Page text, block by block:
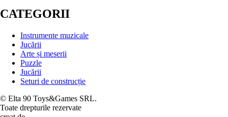
CATEGORII
Instrumente muzicale
Jucării
Arte și meserii
Puzzle
Jucării
Seturi de construcție
© Elta 90 Toys&Games SRL.
Toate drepturile rezervate